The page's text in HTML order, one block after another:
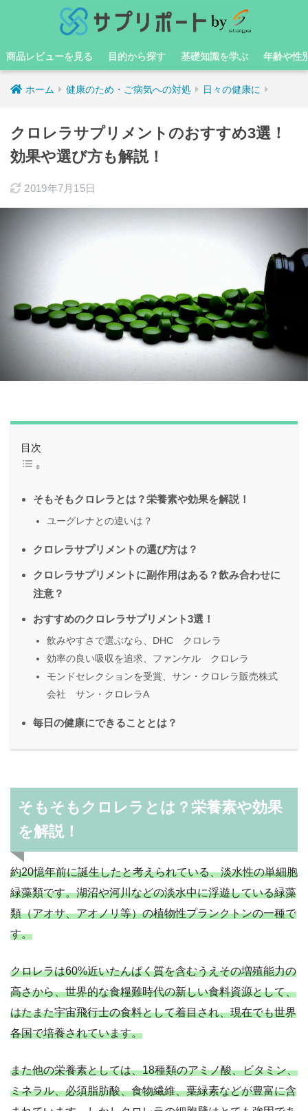
商品レビューを見る 目的から探す 基礎知識を学ぶ 年齢や性
ホーム 健康のため・ご病気への対処 日々の健康に
クロレラサプリメントのおすすめ3選！
効果や選び方も解説！
2019年7月15日
目次
そもそもクロレラとは？栄養素や効果を解説！
ユーグレナとの違いは？
クロレラサプリメントの選び方は？
クロレラサプリメントに副作用はある？飲み合わせに
注意？
おすすめのクロレラサプリメント3選！
飲みやすさで選ぶなら、DHC クロレラ
効率の良い吸収を追求、ファンケル クロレラ
モンドセレクションを受賞、サン・クロレラ販売株式
会社 サン・クロレラA
毎日の健康にできることとは？
そもそもクロレラとは？栄養素や効果
を解説！
約20憶年前に誕生したと考えられている、淡水性の単細胞
緑藻類です。湖沼や河川などの淡水中に浮遊している緑藻
類（アオサ、アオノリ等）の植物性プランクトンの一種で
す。
クロレラは60%近いたんぱく質を含むうえその増殖能力の
高さから、世界的な食糧難時代の新しい食料資源として、
はたまた宇宙飛行士の食料として着目され、現在でも世界
各国で培養されています。
また他の栄養素としては、18種類のアミノ酸、ビタミン、
ミネラル、必須脂肪酸、食物繊維、葉緑素などが豊富に含